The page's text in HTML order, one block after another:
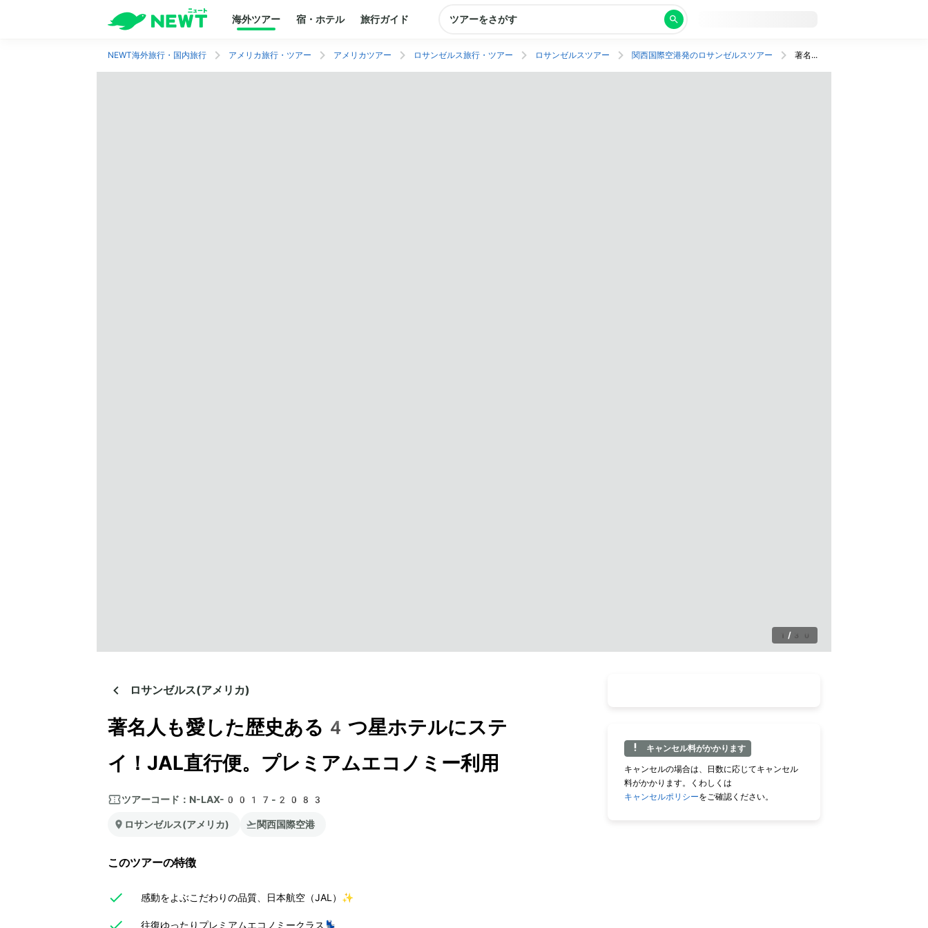
海外ツアー 宿・ホテル 旅行ガイド ツアーをさがす
NEWT海外旅行・国内旅行 アメリカ旅行・ツアー アメリカツアー ロサンゼルス旅行・ツアー ロサンゼルスツアー 関西国際空港発のロサンゼルスツアー 著名人も愛した歴史ある4つ星ホテルにステイ！JAL直行便。プレミアムエコノミー利用
1 / 30
ロサンゼルス(アメリカ)
著名人も愛した歴史ある4つ星ホテルにステ
イ！JAL直行便。プレミアムエコノミー利用
ツアーコード： N-LAX-0017-2083
ロサンゼルス(アメリカ) 関西国際空港
このツアーの特徴
感動をよぶこだわりの品質、日本航空（JAL）✨
往復ゆったりプレミアムエコノミークラス💺
キャンセル料がかかります
キャンセルの場合は、日数に応じてキャンセル
料がかかります。くわしくは
キャンセルポリシーをご確認ください。